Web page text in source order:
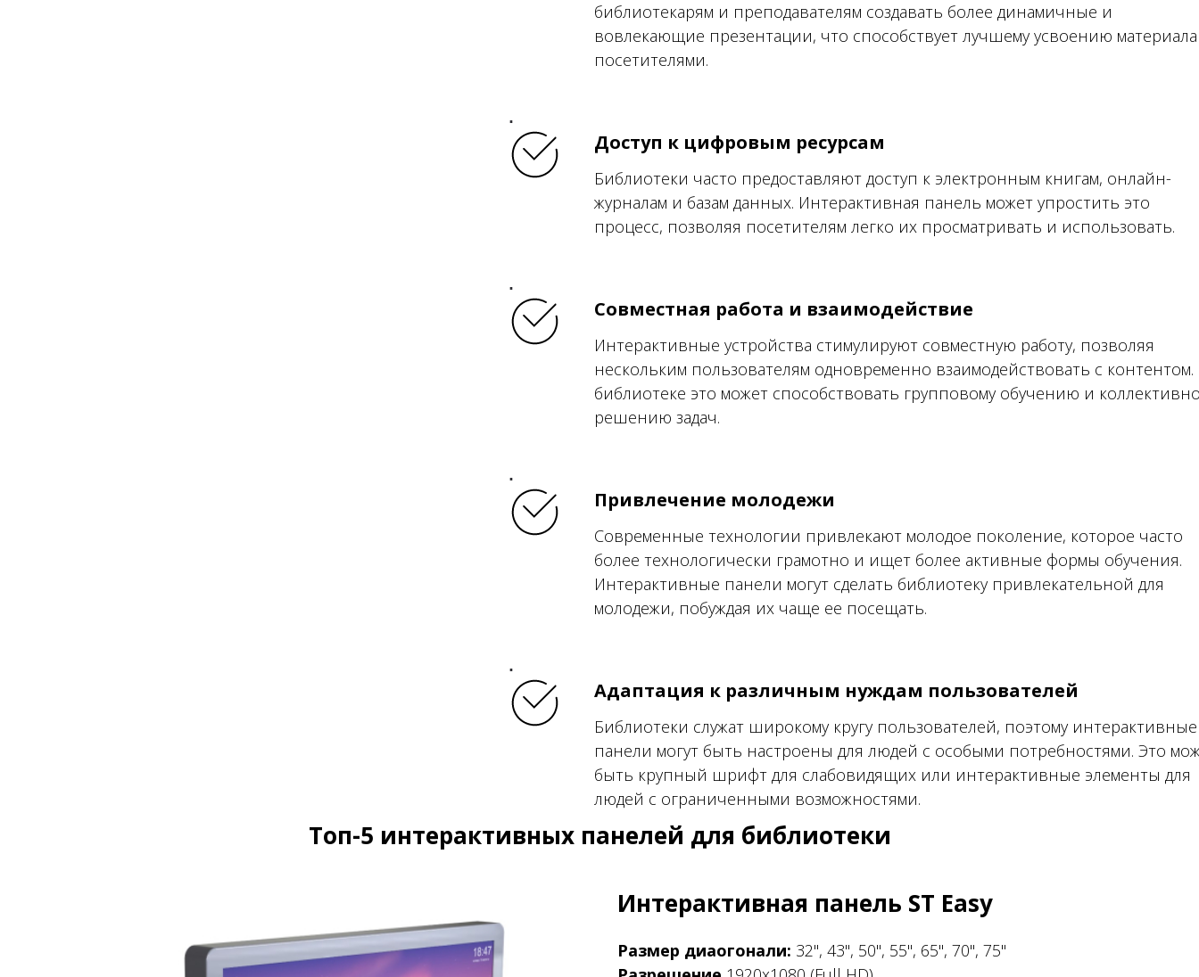
библиотекарям и преподавателям создавать более динамичные и
вовлекающие презентации, что способствует лучшему усвоению материала
посетителями.
Доступ к цифровым ресурсам
Библиотеки часто предоставляют доступ к электронным книгам, онлайн-
журналам и базам данных. Интерактивная панель может упростить это
процесс, позволяя посетителям легко их просматривать и использовать.
Совместная работа и взаимодействие
Интерактивные устройства стимулируют совместную работу, позволяя
нескольким пользователям одновременно взаимодействовать с контентом.
библиотеке это может способствовать групповому обучению и
решению задач.
Привлечение молодежи
Современные технологии привлекают молодое поколение, которое часто
более технологически грамотно и ищет более активные формы обучения.
Интерактивные панели могут сделать библиотеку привлекательной для
молодежи, побуждая их чаще ее посещать.
Адаптация к различным нуждам пользователей
Библиотеки служат широкому кругу пользователей, поэтому интерактивные
панели могут быть настроены для людей с особыми потребностями. Это
быть крупный шрифт для слабовидящих или интерактивные элементы для
людей с ограниченными возможностями.
Топ-5 интерактивных панелей для библиотеки
Интерактивная панель ST Easy
Размер диаогонали: 32", 43", 50", 55", 65", 70", 75"